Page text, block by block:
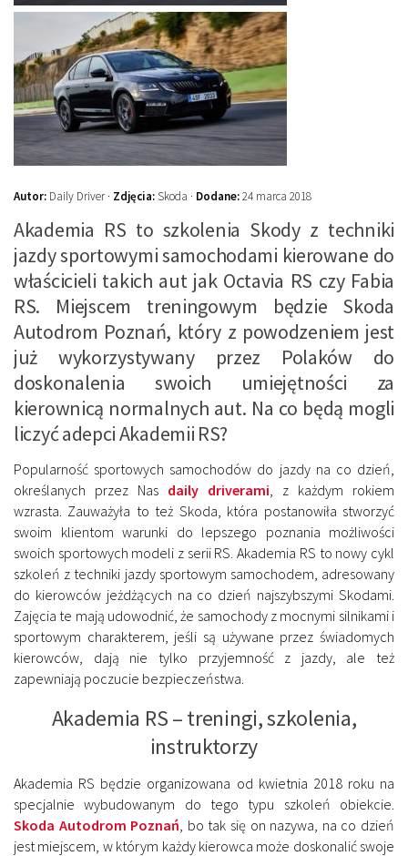
Autor: Daily Driver · Zdjęcia: Skoda · Dodane:24 marca 2018
Akademia RS to szkolenia Skody z techniki
jazdy sportowymi samochodami kierowane do
właścicieli takich aut jak Octavia RS czy Fabia
RS. Miejscem treningowym będzie Skoda
Autodrom Poznań, który z powodzeniem jest
już wykorzystywany przez Polaków do
doskonalenia swoich umiejętności za
kierownicą normalnych aut. Na co będą mogli
liczyć adepci Akademii RS?
Popularność sportowych samochodów do jazdy na co dzień,
określanych przez Nas daily driverami , z każdym rokiem
wzrasta. Zauważyła to też Skoda, która postanowiła stworzyć
swoim klientom warunki do lepszego poznania możliwości
swoich sportowych modeli z serii RS. Akademia RS to nowy cykl
szkoleń z techniki jazdy sportowym samochodem, adresowany
do kierowców jeżdżących na co dzień najszybszymi Skodami.
Zajęcia te mają udowodnić, że samochody z mocnymi silnikami i
sportowym charakterem, jeśli są używane przez świadomych
kierowców, dają nie tylko przyjemność z jazdy, ale też
zapewniają poczucie bezpieczeństwa.
Akademia RS – treningi, szkolenia,
instruktorzy
Akademia RS będzie organizowana od kwietnia 2018 roku na
specjalnie wybudowanym do tego typu szkoleń obiekcie.
Skoda Autodrom Poznań , bo tak się on nazywa, na co dzień
jest miejscem, w którym każdy kierowca może doskonalić swoje